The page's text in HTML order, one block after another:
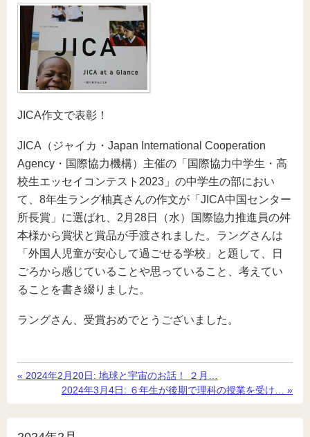
JICA作文で表彰！
JICA（ジャイカ・Japan International Cooperation
Agency・国際協力機構）主催の「国際協力中学生・高
校生エッセイコンテスト2023」の中学生の部におい
て、8年生ラング柚真さんの作文が「JICA中国センター
所長賞」に選ばれ、2月28日（水）国際協力推進員の舛
本様から賞状と賞品が手渡されました。ラングさんは
「外国人児童が安心して過ごせる学校」と題して、日
ごろから感じていることや思っていること、考えてい
ることを書き綴りました。
ラングさん、受賞おめでとうございました。
« 前
2024年2月20日: 地球と宇宙のお話！ ２月…
次
事
2024年3月4日: ６年生が後期で理科の授業を受け… »